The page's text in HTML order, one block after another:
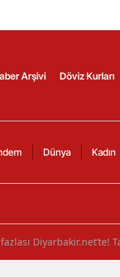
Arşivi Döviz Kurları
Dünya Kadın
Diyarbakir.net’te!